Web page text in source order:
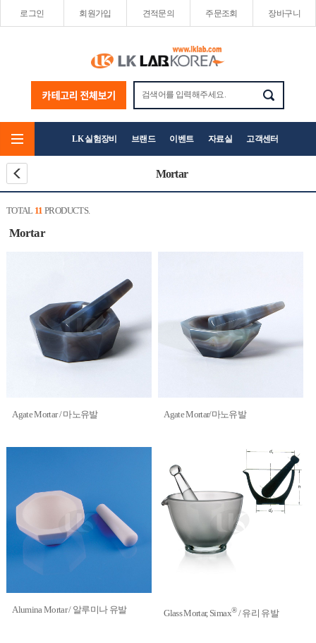
로그인 회원가입 견적문의 주문조회 장바구니
LK 실험장비 브랜드 이벤트 자료실 고객센터
Mortar
TOTAL 11 PRODUCTS.
Mortar
Agate Mortar / 마노유발 Agate Mortar/마노유발
Alumina Mortar / 알루미나 유발 Glass Mortar, Simax®/ 유리 유발